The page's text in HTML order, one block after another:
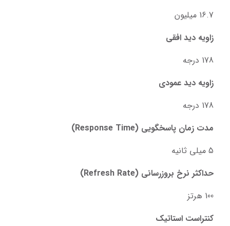
16.7 میلیون
زاویه دید افقی
178 درجه
زاویه دید عمودی
178 درجه
مدت زمان پاسخگویی (Response Time)
5 میلی ثانیه
حداکثر نرخ بروزرسانی (Refresh Rate)
100 هرتز
کنتراست استاتیک